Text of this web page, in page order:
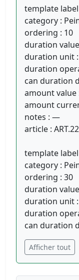
template
category :
ordering : 10
duration
duration unit :
duration
can duration
amount
amount
notes : —
article :
template
category :
ordering : 30
duration
duration unit
duration
can duration
Afficher tout